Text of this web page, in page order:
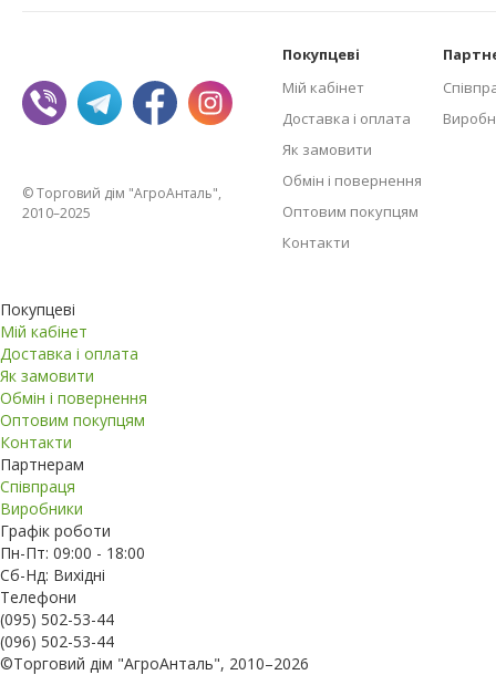
© Торговий дім "АгроАнталь",
2010–2025
Покупцеві
Мій кабінет
Доставка і оплата
Як замовити
Обмін і повернення
Оптовим покупцям
Контакти
Покупцеві
Мій кабінет
Доставка і оплата
Як замовити
Обмін і повернення
Оптовим покупцям
Контакти
Партнерам
Співпраця
Виробники
Графік роботи
Пн-Пт: 09:00 - 18:00
Сб-Нд: Вихідні
Телефони
(095) 502-53-44
(096) 502-53-44
©Торговий дім "АгроАнталь", 2010–2026